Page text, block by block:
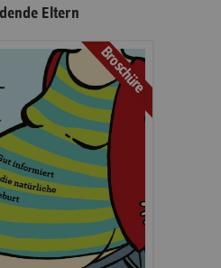
Eltern
Broschüre